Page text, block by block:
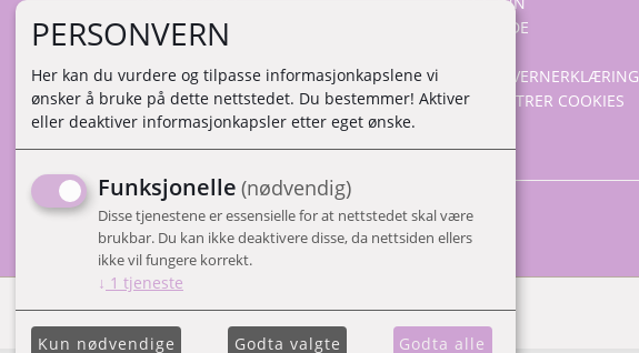
NY KUNDE
PERSONVERNERKLÆRING
ADMINISTRER COOKIES
PERSONVERN
Her kan du vurdere og tilpasse informasjonkapslene vi
ønsker å bruke på dette nettstedet. Du bestemmer! Aktiver
eller deaktiver informasjonkapsler etter eget ønske.
Funksjonelle (nødvendig)
Disse tjenestene er essensielle for at nettstedet skal være
brukbar. Du kan ikke deaktivere disse, da nettsiden ellers
ikke vil fungere korrekt.
↓ 1 tjeneste
Kun nødvendige Godta valgte Godta alle